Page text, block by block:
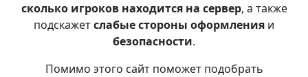
сколько игроков находится на сервер, а также
подскажетслабые стороны оформления и
безопасности.
Помимо этого сайт поможет подобрать